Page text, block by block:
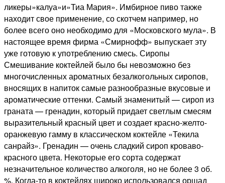
ликеры»калуа»и»Тиа Мария». Имбирное пиво также
находит свое применение, со скотчем например, но
более всего оно необходимо для «Московского мула». В
настоящее время фирма «Смирнофф» выпускает эту
уже готовую к употреблению смесь. Сиропы
Смешивание коктейлей было бы невозможно без
многочисленных ароматных безалкогольных сиропов,
вносящих в напиток самые разнообразные вкусовые и
ароматические оттенки. Самый знаменитый — сироп из
граната — гренадин, который придает светлым смесям
выразительный красный цвет и создает красно-желто-
оранжевую гамму в классическом коктейле «Текила
санрайз». Гренадин — очень сладкий сироп кроваво-
красного цвета. Некоторые его сорта содержат
незначительное количество алкоголя, но не более 3 об.
%. Когда-то в коктейлях широко использовался оршад